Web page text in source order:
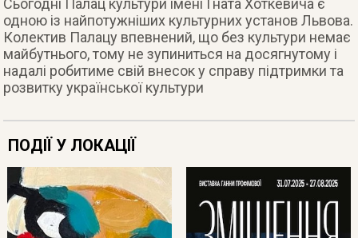
Сьогодні Палац культури імені Гната Хоткевича є
одною із найпотужніших культурних установ Львова.
Колектив Палацу впевнений, що без культури немає
майбутнього, тому не зупиниться на досягнутому і
надалі робитиме свій внесок у справу підтримки та
розвитку української культури
ПОДІЇ У ЛОКАЦІЇ